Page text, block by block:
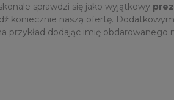
sprawdzi się jako wyjątkowy
koniecznie naszą ofertę.
przykład dodając imię obdarowanego